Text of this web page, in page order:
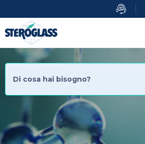
al
contenuto
principale